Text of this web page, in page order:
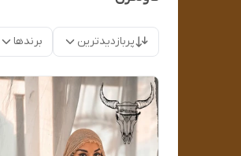
پربازدیدترین برندها